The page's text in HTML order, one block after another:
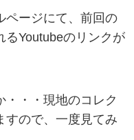
ページにて、前回の
るYoutubeのリンクが
・・・現地のコレク
すので、一度見てみ